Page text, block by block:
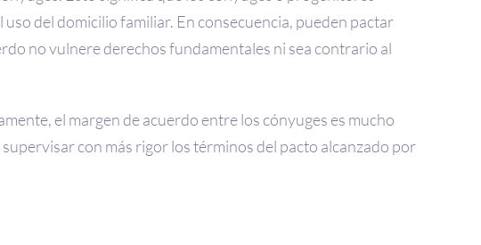
del domicilio familiar. En consecuencia, pueden pactar
no vulnere derechos fundamentales ni sea contrario al
el margen de acuerdo entre los cónyuges es mucho
con más rigor los términos del pacto alcanzado por